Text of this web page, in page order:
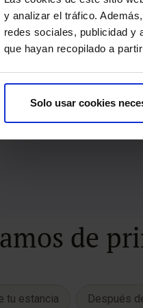
y analizar el tráfico.
redes sociales, publicidad y
que hayan recopilado a
Solo usar cookies
de
tu estancia Después